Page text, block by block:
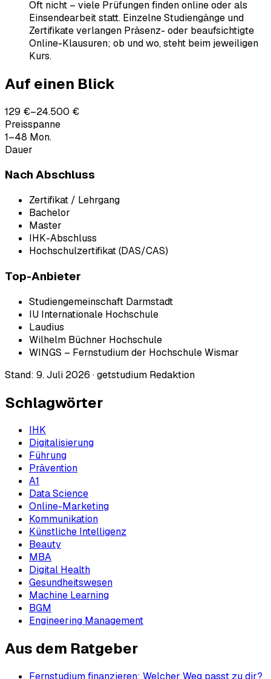
Oft nicht – viele Prüfungen finden online oder als
Einsendearbeit statt. Einzelne Studiengänge und
Zertifikate verlangen Präsenz- oder beaufsichtigte
Online-Klausuren; ob und wo, steht beim jeweiligen
Kurs.
Auf einen Blick
129 €–24.500 €
Preisspanne
1–48 Mon.
Dauer
Nach Abschluss
Zertifikat / Lehrgang
Bachelor
Master
IHK-Abschluss
Hochschulzertifikat (DAS/CAS)
Top-Anbieter
Studiengemeinschaft Darmstadt
IU Internationale Hochschule
Laudius
Wilhelm Büchner Hochschule
WINGS – Fernstudium der Hochschule Wismar
Stand: 9. Juli 2026 ·getstudium Redaktion
Schlagwörter
IHK
Digitalisierung
Führung
Prävention
A1
Data Science
Online-Marketing
Kommunikation
Künstliche Intelligenz
Beauty
MBA
Digital Health
Gesundheitswesen
Machine Learning
BGM
Engineering Management
Aus dem Ratgeber
Fernstudium finanzieren: Welcher Weg passt zu dir?